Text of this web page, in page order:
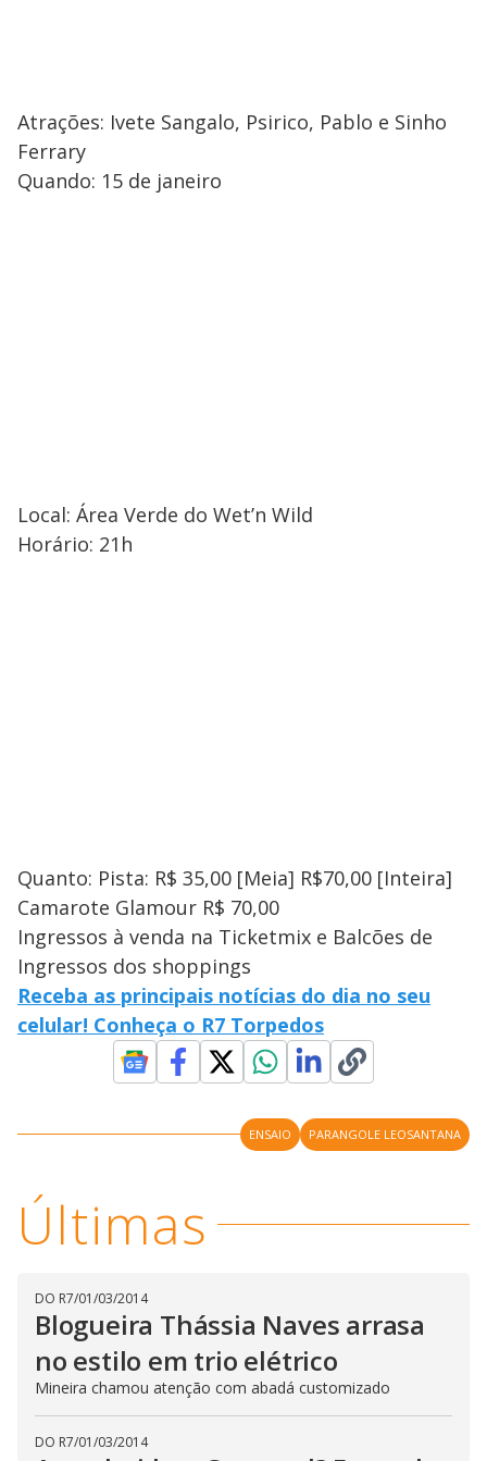
Atrações: Ivete Sangalo, Psirico, Pablo e Sinho
Ferrary
Quando: 15 de janeiro
Local: Área Verde do Wet’n Wild
Horário: 21h
Quanto: Pista: R$ 35,00 [Meia] R$70,00 [Inteira]
Camarote Glamour R$ 70,00
Ingressos à venda na Ticketmix e Balcões de
Ingressos dos shoppings
Receba as principais notícias do dia no seu
celular! Conheça o R7 Torpedos
ENSAIO PARANGOLE LEOSANTANA
Últimas
DO R7/01/03/2014
Blogueira Thássia Naves arrasa
no estilo em trio elétrico
Mineira chamou atenção com abadá customizado
DO R7/01/03/2014